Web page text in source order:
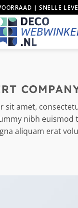
| SNELLE
sit amet,
nibh euismod
aliquam erat